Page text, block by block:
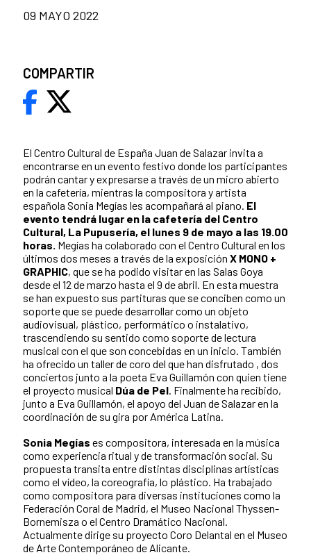
El Centro Cultural de España Juan de Salazar invita a
encontrarse en un evento festivo donde los participantes
podrán cantar y expresarse a través de un micro abierto
en la cafetería, mientras la compositora y artista
española Sonia Megías les acompañará al piano. El
evento tendrá lugar en la cafetería del Centro
Cultural, La Pupusería, el lunes 9 de mayo a las 19.00
horas. Megías ha colaborado con el Centro Cultural en los
últimos dos meses a través de la exposición X MONO +
GRAPHIC, que se ha podido visitar en las Salas Goya
desde el 12 de marzo hasta el 9 de abril. En esta muestra
se han expuesto sus partituras que se conciben como un
soporte que se puede desarrollar como un objeto
audiovisual, plástico, performático o instalativo,
trascendiendo su sentido como soporte de lectura
musical con el que son concebidas en un inicio. También
ha ofrecido un taller de coro del que han disfrutado , dos
conciertos junto a la poeta Eva Guillamón con quien tiene
el proyecto musical Dúa de Pel. Finalmente ha recibido,
junto a Eva Guillamón, el apoyo del Juan de Salazar en la
coordinación de su gira por América Latina.
Sonia Megías es compositora, interesada en la música
como experiencia ritual y de transformación social. Su
propuesta transita entre distintas disciplinas artísticas
como el vídeo, la coreografía, lo plástico. Ha trabajado
como compositora para diversas instituciones como la
Federación Coral de Madrid, el Museo Nacional Thyssen-
Bornemisza o el Centro Dramático Nacional.
Actualmente dirige su proyecto Coro Delantal en el Museo
de Arte Contemporáneo de Alicante.
09 MAYO 2022
COMPARTIR